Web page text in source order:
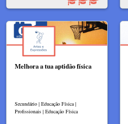
Melhora a tua aptidão física
Secundário | Educação Física |
Profissionais | Educação Física